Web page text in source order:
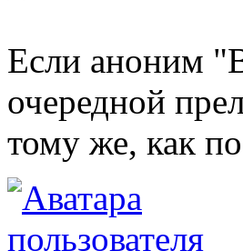
Если аноним
очередной
тому же, как